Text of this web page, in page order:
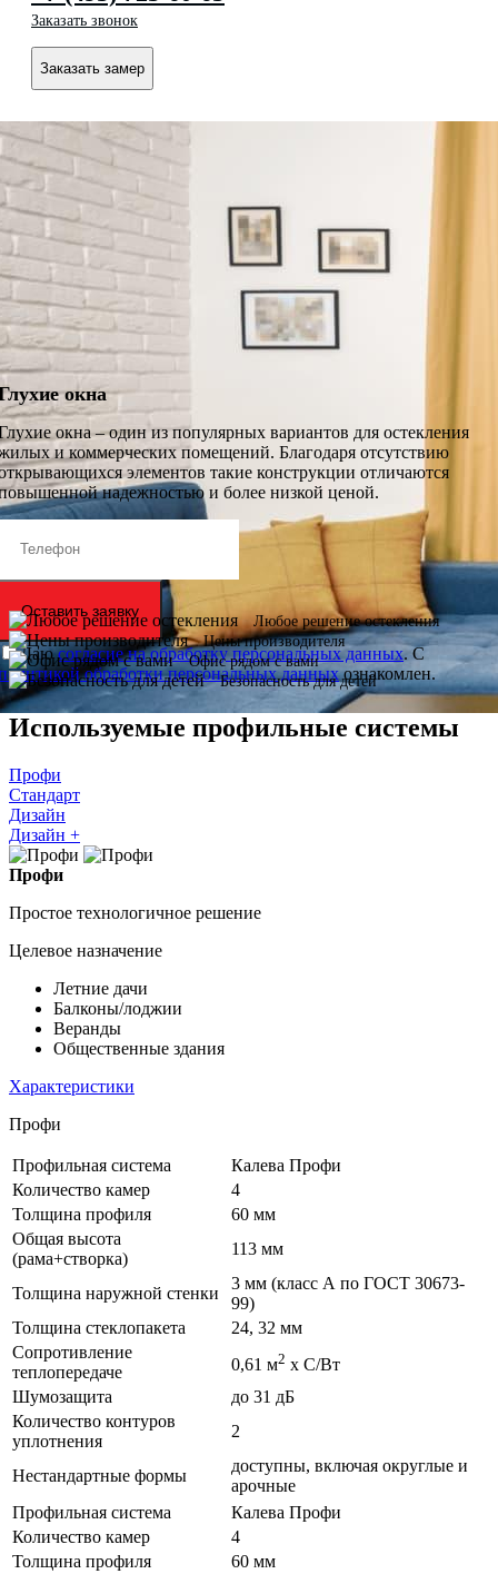
Заказать звонок
Заказать замер
окна
окна – один из популярных вариантов для остекления
и коммерческих помещений. Благодаря отсутствию
элементов такие конструкции отличаются
надежностью и более низкой ценой.
Оставить заявку
Даюсогласие на обработку персональных данных. С
обработки персональных данныхознакомлен.
Любое решение остекления
Цены производителя
Офис рядом с вами
Безопасность для детей
Используемые профильные системы
Профи
Стандарт
Дизайн
Дизайн +
Профи
Простое технологичное решение
Целевое назначение
Летние дачи
Балконы/лоджии
Веранды
Общественные здания
Характеристики
Профи
Профильная система
Калева Профи
Количество камер
4
Толщина профиля
60 мм
Общая высота
(рама+створка)
113 мм
Толщина наружной стенки
3 мм (класс А по ГОСТ 30673-
99)
Толщина стеклопакета
24, 32 мм
Сопротивление
теплопередаче
0,61 м2 х С/Вт
Шумозащита
до 31 дБ
Количество контуров
уплотнения
2
Нестандартные формы
доступны, включая округлые и
арочные
Профильная система
Калева Профи
Количество камер
4
Толщина профиля
60 мм